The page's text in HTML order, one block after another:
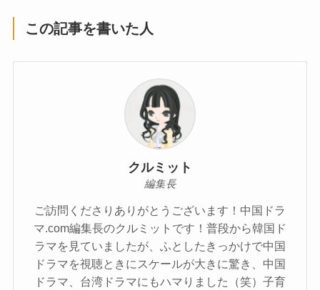
この記事を書いた人
クルミット
編集長
ご訪問くださりありがとうございます！中国ドラ
マ.com編集長のクルミットです！普段から韓国ド
ラマを見ていましたが、ふとしたきっかけで中国
ドラマを視聴ときにスケールが大きに驚き、中国
ドラマ、台湾ドラマにもハマりました（笑）子育